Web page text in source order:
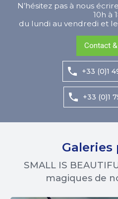
N’hésitez pas à nous
10h à
du lundi au vendredi et le
Contact
+33 (0)1
+33 (0)1
SMALL IS
magiques de